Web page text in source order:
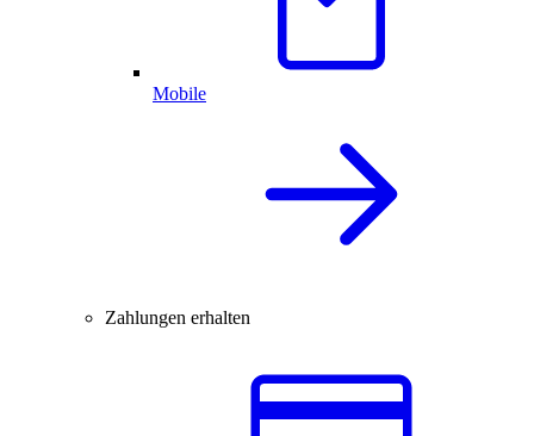
Mobile
Zahlungen erhalten